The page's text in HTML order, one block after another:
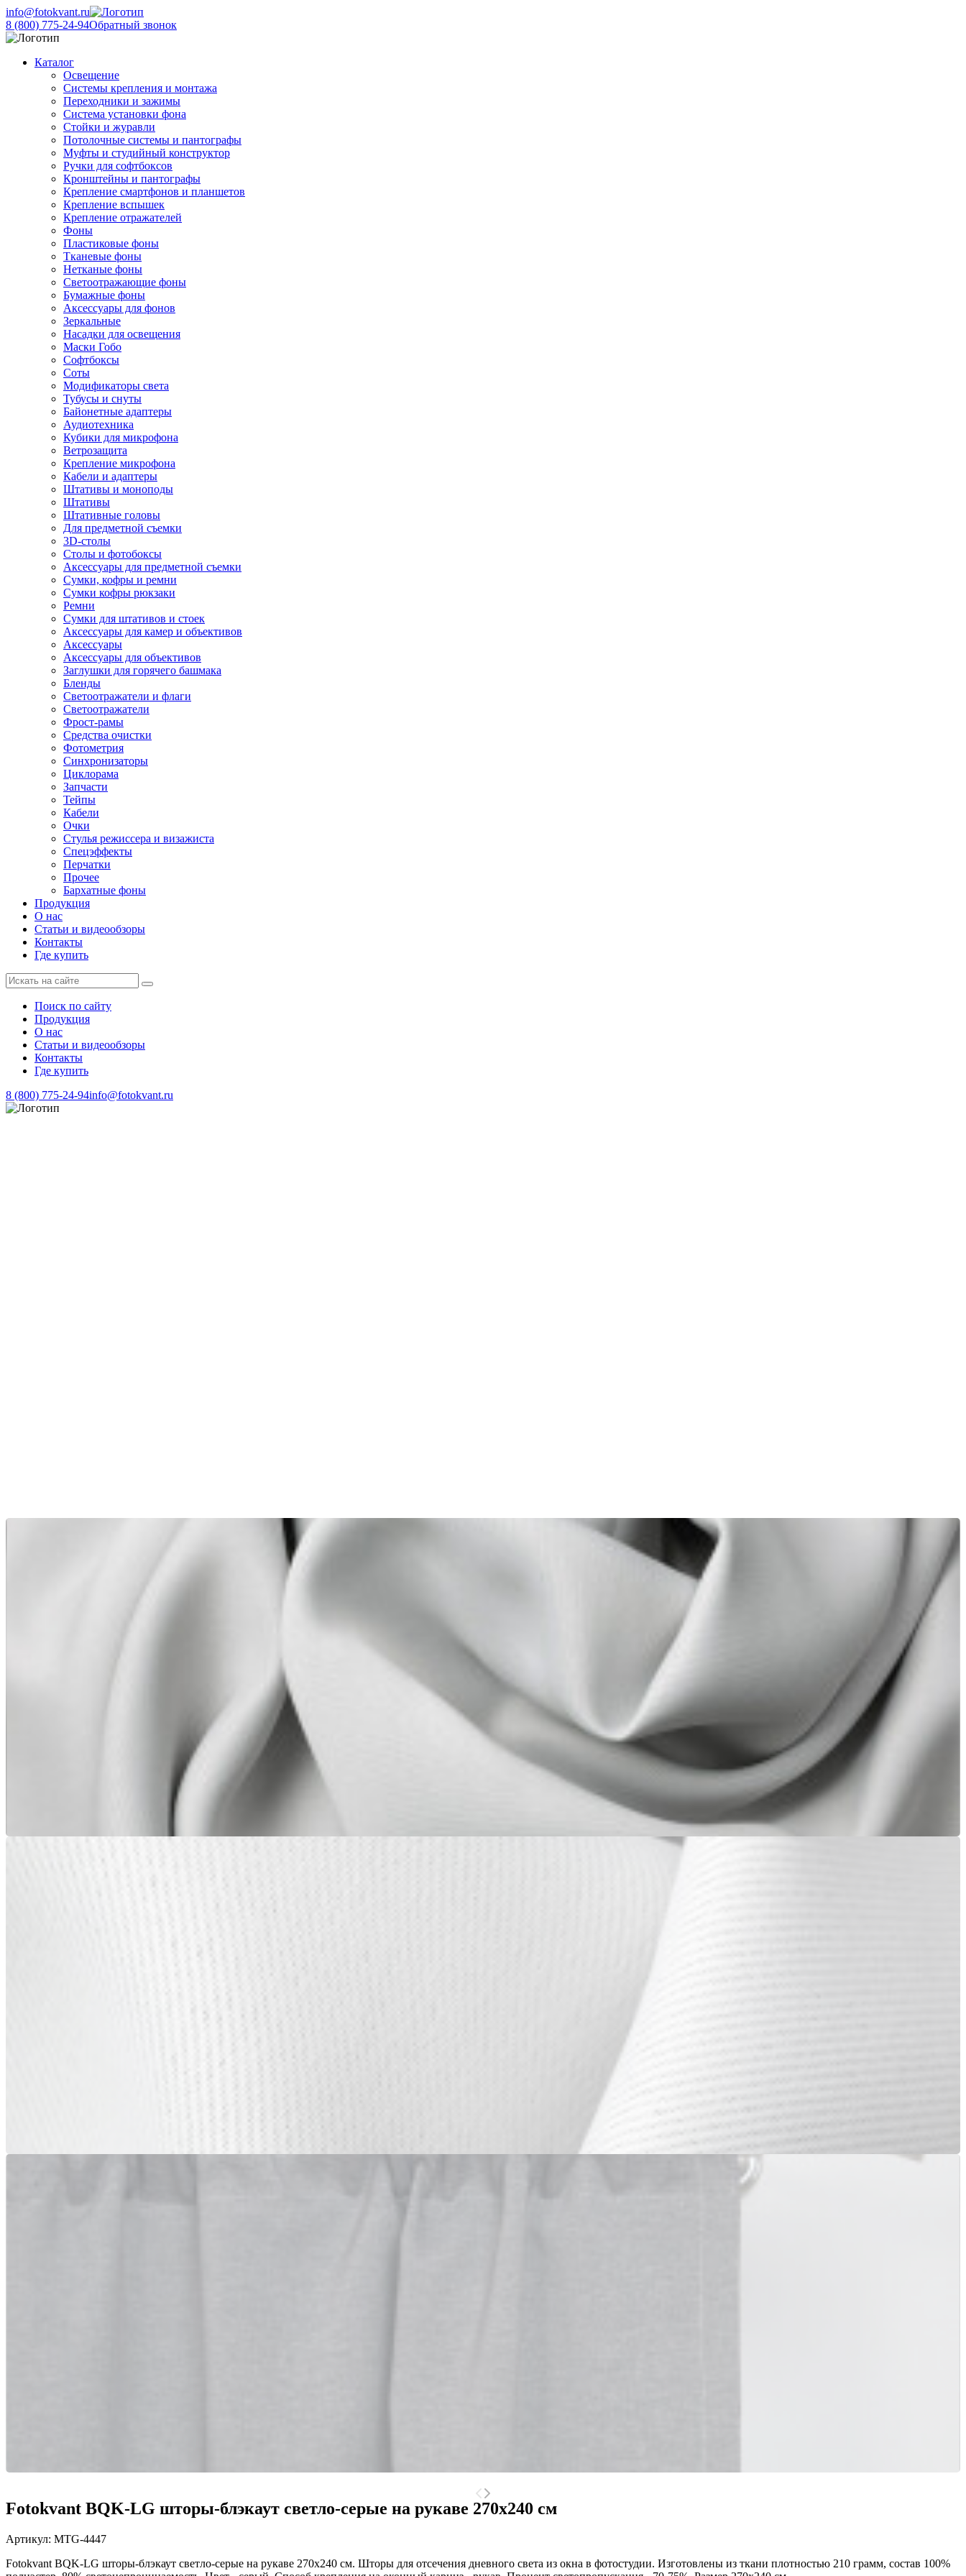
info@fotokvant.ru
8 (800) 775-24-94Обратный звонок
Каталог
Освещение
Системы крепления и монтажа
Переходники и зажимы
Система установки фона
Стойки и журавли
Потолочные системы и пантографы
Муфты и студийный конструктор
Ручки для софтбоксов
Кронштейны и пантографы
Крепление смартфонов и планшетов
Крепление вспышек
Крепление отражателей
Фоны
Пластиковые фоны
Тканевые фоны
Нетканые фоны
Светоотражающие фоны
Бумажные фоны
Аксессуары для фонов
Зеркальные
Насадки для освещения
Маски Гобо
Софтбоксы
Соты
Модификаторы света
Тубусы и снуты
Байонетные адаптеры
Аудиотехника
Кубики для микрофона
Ветрозащита
Крепление микрофона
Кабели и адаптеры
Штативы и моноподы
Штативы
Штативные головы
Для предметной съемки
3D-столы
Столы и фотобоксы
Аксессуары для предметной съемки
Сумки, кофры и ремни
Сумки кофры рюкзаки
Ремни
Сумки для штативов и стоек
Аксессуары для камер и объективов
Аксессуары
Аксессуары для объективов
Заглушки для горячего башмака
Бленды
Светоотражатели и флаги
Светоотражатели
Фрост-рамы
Средства очистки
Фотометрия
Синхронизаторы
Циклорама
Запчасти
Тейпы
Кабели
Очки
Стулья режиссера и визажиста
Спецэффекты
Перчатки
Прочее
Бархатные фоны
Продукция
О нас
Статьи и видеообзоры
Контакты
Где купить
Поиск по сайту
Продукция
О нас
Статьи и видеообзоры
Контакты
Где купить
8 (800) 775-24-94info@fotokvant.ru
Fotokvant BQK-LG шторы-блэкаут светло-серые на рукаве 270x240 см
Артикул: MTG-4447
Fotokvant BQK-LG шторы-блэкаут светло-серые на рукаве 270x240 см. Шторы для отсечения дневного света из окна в фотостудии. Изготовлены из ткани плотностью 210 грамм, состав 100%